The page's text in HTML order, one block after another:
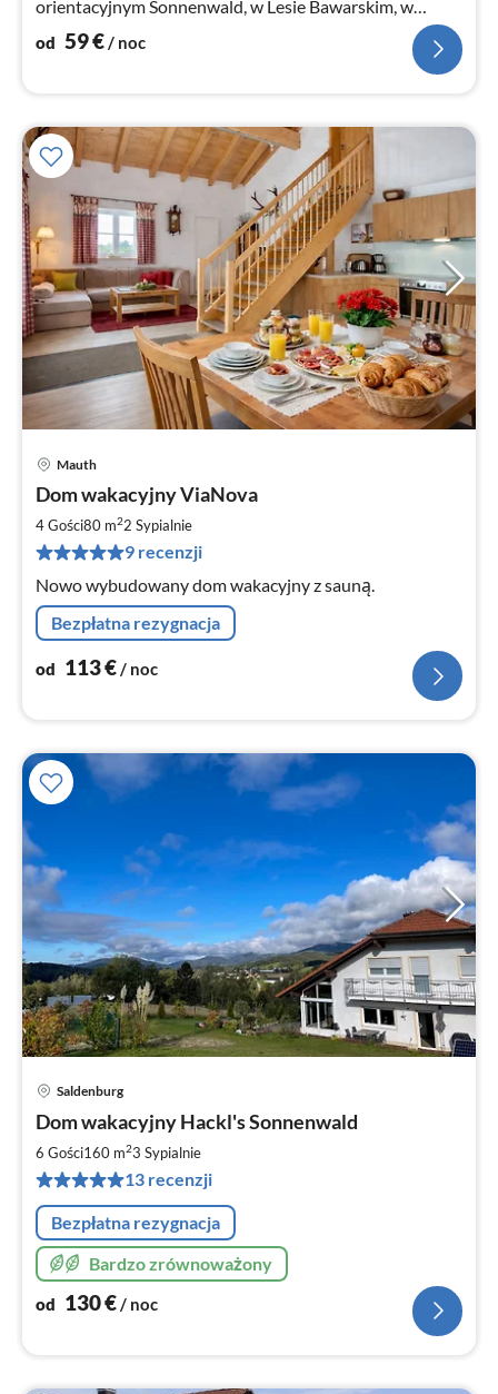
orientacyjnym Sonnenwald, w Lesie Bawarskim, w
naszym apartamencie 46
od 59€/ noc
Mauth
Dom wakacyjny ViaNova
4 Gości80 m22 Sypialnie
9 recenzji
Nowo wybudowany dom wakacyjny z sauną.
Bezpłatna rezygnacja
od 113€/ noc
Saldenburg
Dom wakacyjny Hackl's Sonnenwald
6 Gości160 m23 Sypialnie
13 recenzji
Bezpłatna rezygnacja
Bardzo zrównoważony
od 130€/ noc